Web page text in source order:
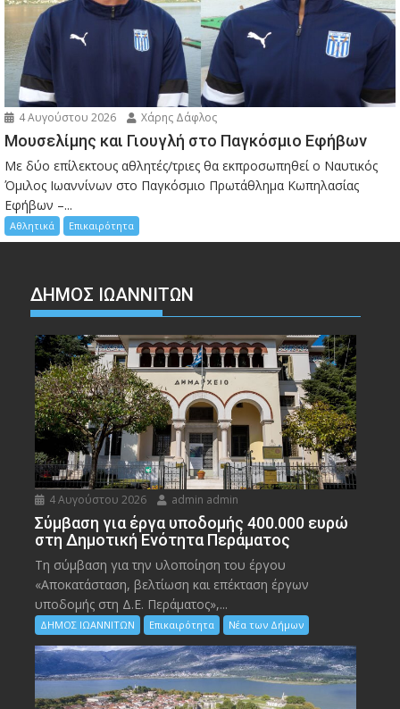
4 Αυγούστου 2026 Χάρης Δάφλος
Μουσελίμης και Γιουγλή στο Παγκόσμιο Εφήβων
Mε δύο επίλεκτους αθλητές/τριες θα εκπροσωπηθεί ο Ναυτικός
Όμιλος Ιωαννίνων στο Παγκόσμιο Πρωτάθλημα Κωπηλασίας
Εφήβων –...
Αθλητικά Επικαιρότητα
ΔΗΜΟΣ ΙΩΑΝΝΙΤΩΝ
4 Αυγούστου 2026 admin admin
Σύμβαση για έργα υποδομής 400.000 ευρώ
στη Δημοτική Ενότητα Περάματος
Τη σύμβαση για την υλοποίηση του έργου
«Αποκατάσταση, βελτίωση και επέκταση έργων
υποδομής στη Δ.Ε. Περάματος»,...
ΔΗΜΟΣ ΙΩΑΝΝΙΤΩΝ Επικαιρότητα Νέα των Δήμων